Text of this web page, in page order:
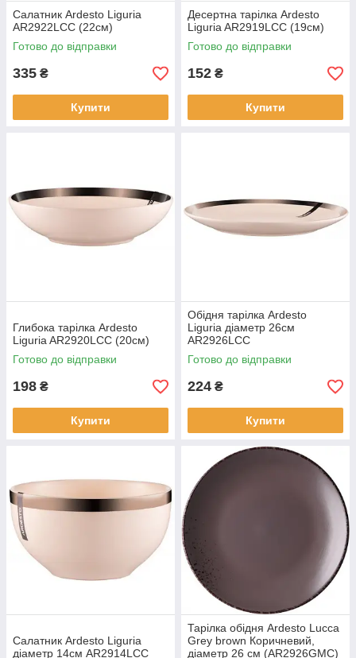
Салатник Ardesto Liguria
AR2922LCC (22см)
Готово до відправки
335 ₴
Купити
Десертна тарілка Ardesto
Liguria AR2919LCC (19см)
Готово до відправки
152 ₴
Купити
Глибока тарілка Ardesto
Liguria AR2920LCC (20см)
Готово до відправки
198 ₴
Купити
Обідня тарілка Ardesto
Liguria діаметр 26см
AR2926LCC
Готово до відправки
224 ₴
Купити
Салатник Ardesto Liguria
діаметр 14см AR2914LCC
Тарілка обідня Ardesto Lucca
Grey brown Коричневий,
діаметр 26 см (AR2926GMC)